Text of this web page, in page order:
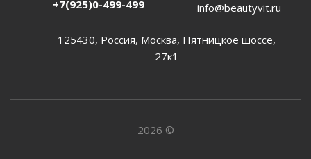
+7(925)0-499-499 info@beautyvit.ru
125430, Россия, Москва, Пятницкое шоссе,
27к1
2026 ©